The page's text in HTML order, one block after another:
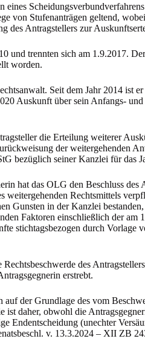
von Stufenanträgen geltend,
des Antragstellers zur
und trennten sich am 1.9.2017.
worden.
Seit dem Jahr 2014 ist
Auskunft über sein Anfangs-
die Erteilung weiterer
der weitergehenden
bezüglich seiner Kanzlei für das
hat das OLG den Beschluss des
weitergehenden Rechtsmittels
Gunsten in der Kanzlei
Faktoren einschließlich der am
stichtagsbezogen durch Vorlage
des
erstrebt.
der Grundlage des vom
ist daher, obwohl die
Endentscheidung (unechter
v. 13.3.2024 – XII ZB